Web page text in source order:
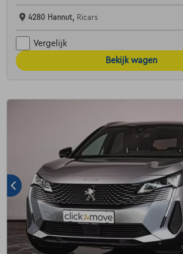
4280 Hannut, Ricars
Vergelijk
Bekijk wagen